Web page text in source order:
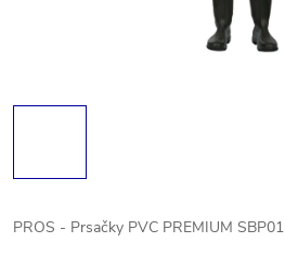
PROS - Prsačky PVC PREMIUM SBP01